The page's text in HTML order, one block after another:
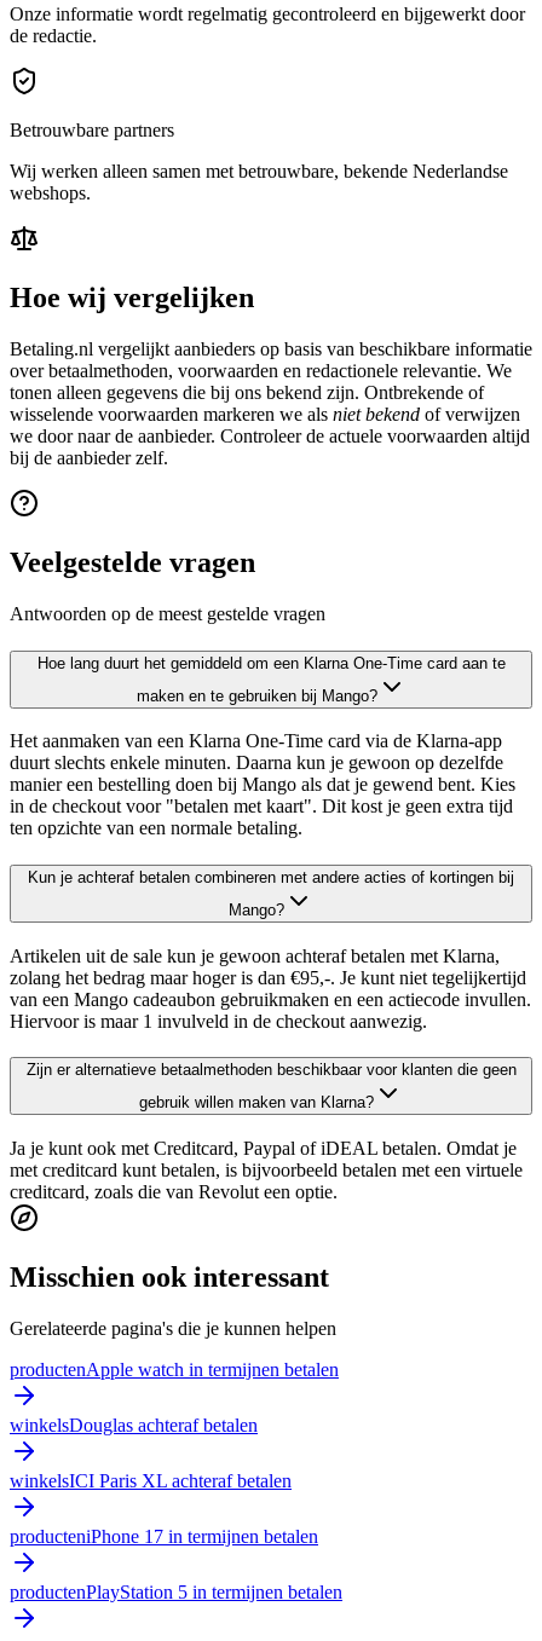
Onze informatie wordt regelmatig gecontroleerd en bijgewerkt door
de redactie.
Betrouwbare partners
Wij werken alleen samen met betrouwbare, bekende Nederlandse
webshops.
Hoe wij vergelijken
Betaling.nl vergelijkt aanbieders op basis van beschikbare informatie
over betaalmethoden, voorwaarden en redactionele relevantie. We
tonen alleen gegevens die bij ons bekend zijn. Ontbrekende of
wisselende voorwaarden markeren we als niet bekend of verwijzen
we door naar de aanbieder. Controleer de actuele voorwaarden altijd
bij de aanbieder zelf.
Veelgestelde vragen
Antwoorden op de meest gestelde vragen
Hoe lang duurt het gemiddeld om een Klarna One-Time card aan te
maken en te gebruiken bij Mango?
Het aanmaken van een Klarna One-Time card via de Klarna-app
duurt slechts enkele minuten. Daarna kun je gewoon op dezelfde
manier een bestelling doen bij Mango als dat je gewend bent. Kies
in de checkout voor "betalen met kaart". Dit kost je geen extra tijd
ten opzichte van een normale betaling.
Kun je achteraf betalen combineren met andere acties of kortingen bij
Mango?
Artikelen uit de sale kun je gewoon achteraf betalen met Klarna,
zolang het bedrag maar hoger is dan €95,-. Je kunt niet tegelijkertijd
van een Mango cadeaubon gebruikmaken en een actiecode invullen.
Hiervoor is maar 1 invulveld in de checkout aanwezig.
Zijn er alternatieve betaalmethoden beschikbaar voor klanten die geen
gebruik willen maken van Klarna?
Ja je kunt ook met Creditcard, Paypal of iDEAL betalen. Omdat je
met creditcard kunt betalen, is bijvoorbeeld betalen met een virtuele
creditcard, zoals die van Revolut een optie.
Misschien ook interessant
Gerelateerde pagina's die je kunnen helpen
productenApple watch in termijnen betalen
winkelsDouglas achteraf betalen
winkelsICI Paris XL achteraf betalen
producteniPhone 17 in termijnen betalen
productenPlayStation 5 in termijnen betalen